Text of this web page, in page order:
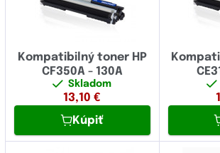
Kompatibilný toner HP
CF350A - 130A
Skladom
13,10 €
Kúpiť